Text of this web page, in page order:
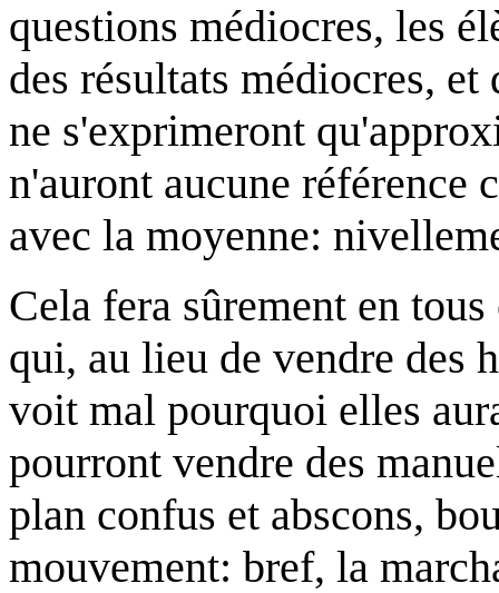
questions médiocres, les
des résultats médiocres,
ne s'exprimeront
n'auront aucune référence
avec la moyenne:
Cela fera sûrement en
qui, au lieu de vendre des
voit mal pourquoi elles
pourront vendre des
plan confus et abscons,
mouvement: bref, la